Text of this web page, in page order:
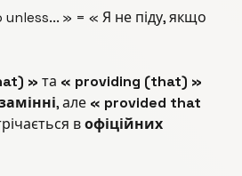
» = « Я не піду, якщо
» та « providing (that) »
, але « provided that
вофіційних